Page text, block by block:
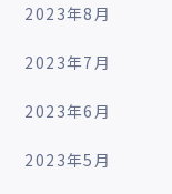
2023年8月
2023年7月
2023年6月
2023年5月